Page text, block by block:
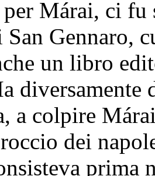
Márai, ci fu
Gennaro,
un libro
diversamente
a colpire
dei
prima